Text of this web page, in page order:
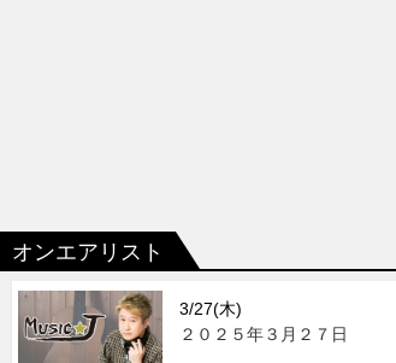
オンエアリスト
3/27(木)
２０２５年３月２７日